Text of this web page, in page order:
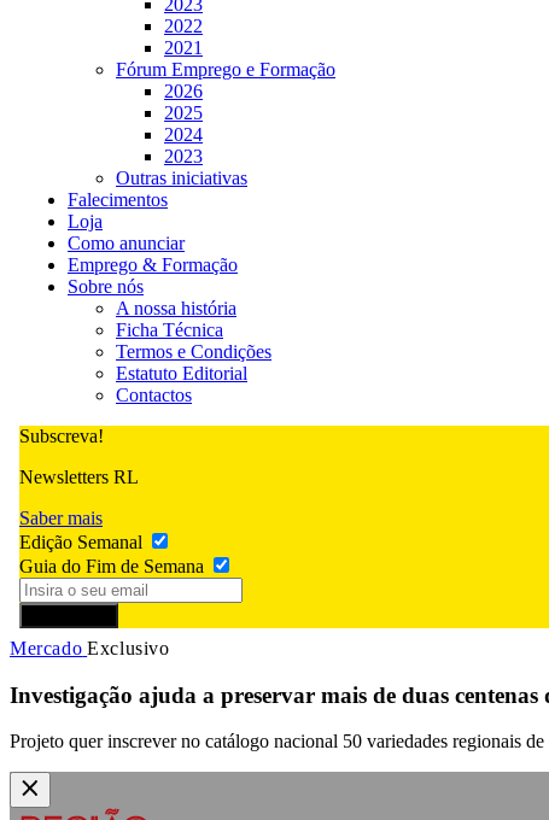
2022
2021
Fórum Emprego e Formação
2026
2025
2024
2023
Outras iniciativas
Falecimentos
Loja
Como anunciar
Emprego & Formação
Sobre nós
A nossa história
Ficha Técnica
Termos e Condições
Estatuto Editorial
Contactos
Subscreva!
Newsletters RL
Saber mais
Edição Semanal
Guia do Fim de Semana
Mercado Exclusivo
Investigação ajuda a preservar mais de duas
Projeto quer inscrever no catálogo nacional 50 variedades regionais